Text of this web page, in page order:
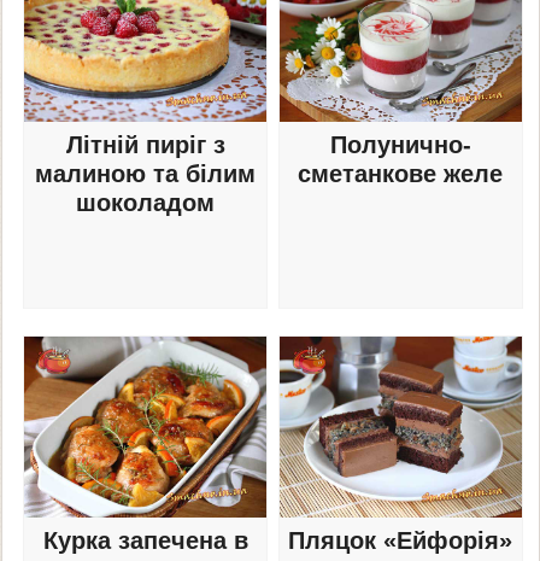
Літній пиріг з
малиною та білим
шоколадом
Полунично-
сметанкове желе
Курка запечена в
Пляцок «Ейфорія»